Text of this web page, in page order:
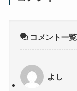
コメント一覧
よし